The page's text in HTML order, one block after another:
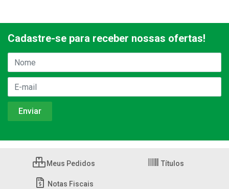
Cadastre-se para receber nossas ofertas!
Meus Pedidos Títulos
Notas Fiscais